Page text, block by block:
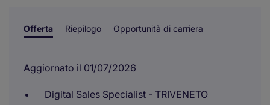
Offerta Riepilogo Opportunità di carriera
Aggiornato il 01/07/2026
Digital Sales Specialist - TRIVENETO